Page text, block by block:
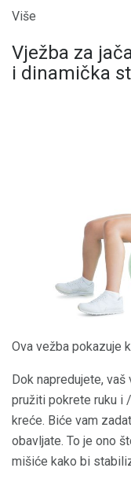
Više
Vježba za
i dinamička
Ova vežba pokazuje
Dok napredujete,
pružiti pokrete ruku i
kreće. Biće vam
obavljate. To je ono
mišiće kako bi